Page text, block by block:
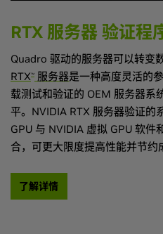
RTX 服务器 验证程
Quadro 驱动的服务器可以转变
RTX™ 服务器是一种高度灵活的
载测试和验证的 OEM 服务器系
平。NVIDIA RTX 服务器验证的
GPU 与 NVIDIA 虚拟 GPU 软件
合，可更大限度提高性能并节约
了解详情